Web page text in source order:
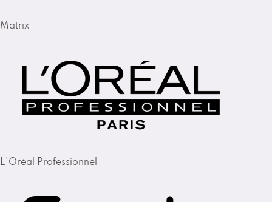
Matrix
L'Oréal Professionnel